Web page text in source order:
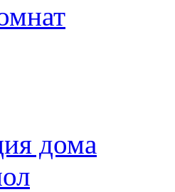
дома